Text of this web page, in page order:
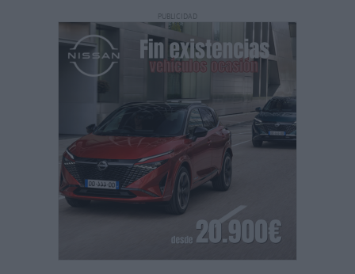
PUBLICIDAD